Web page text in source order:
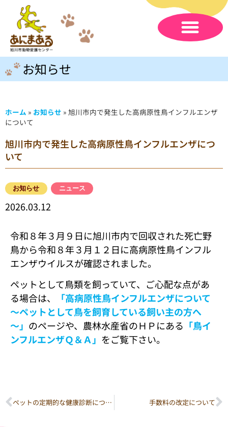
お知らせ
ホーム » お知らせ » 旭川市内で発生した高病原性鳥インフルエンザ
について
旭川市内で発生した高病原性鳥インフルエンザにつ
いて
お知らせ ニュース
2026.03.12
令和８年３月９日に旭川市内で回収された死亡野
鳥から令和８年３月１２日に高病原性鳥インフル
エンザウイルスが確認されました。
ペットとして鳥類を飼っていて、ご心配な点があ
る場合は、
「高病原性鳥インフルエンザについて
～ペットとして鳥を飼育している飼い主の方へ
～」 のページや、農林水産省のＨＰにある 「鳥イ
ンフルエンザＱ＆Ａ」 をご覧下さい。
ペットの定期的な健康診断についてのページを作成しました。 手数料の改定について